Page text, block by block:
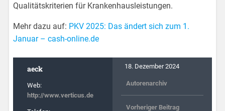
Qualitätskriterien für Krankenhausleistungen.
Mehr dazu auf: PKV 2025: Das ändert sich zum 1.
Januar – cash-online.de
aeck
Web:
http://www.verticus.de
18. Dezember 2024
Autorenarchiv
Vorheriger Beitrag